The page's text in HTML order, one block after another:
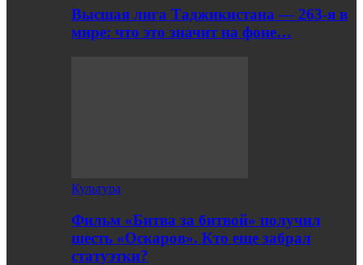
Высшая лига Таджикистана — 263-я в
мире: что это значит на фоне…
Культура
Фильм «Битва за битвой» получил
шесть «Оскаров». Кто еще забрал
статуэтки?